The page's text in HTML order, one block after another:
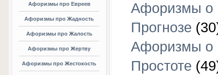
Афоризмы про Евреев
Афоризмы про Жадность
Афоризмы про Жалость
Афоризмы про Жертву
Афоризмы про Жестокость
Афоризмы о
Прогнозе
Афоризмы о
Простоте